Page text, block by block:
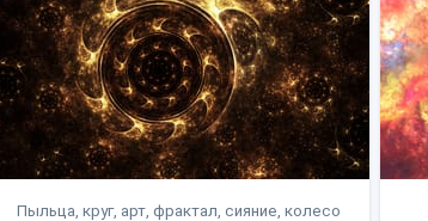
Пыльца, круг, арт, фрактал, сияние, колесо